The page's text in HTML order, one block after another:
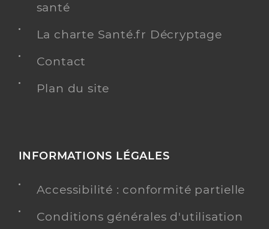
santé
La charte Santé.fr Décryptage
Contact
Plan du site
INFORMATIONS LÉGALES
Accessibilité : conformité partielle
Conditions générales d'utilisation